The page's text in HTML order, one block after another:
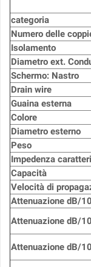
categoria
Numero delle
Isolamento
Diametro ext.
Schermo: Nastro
Drain wire
Guaina esterna
Colore
Diametro esterno
Peso
Impedenza
Capacità
Velocità di
Attenuazione dB/
Attenuazione dB/
Attenuazione dB/